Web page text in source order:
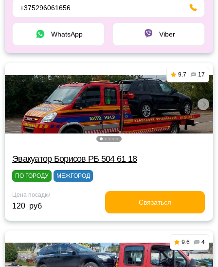
+375296061656
WhatsApp Viber
9.7 17
Эвакуатор Борисов РБ 504 61 18
ПО ГОРОДУ МЕЖГОРОД
Цена посадки
120 руб Связаться
9.6 4